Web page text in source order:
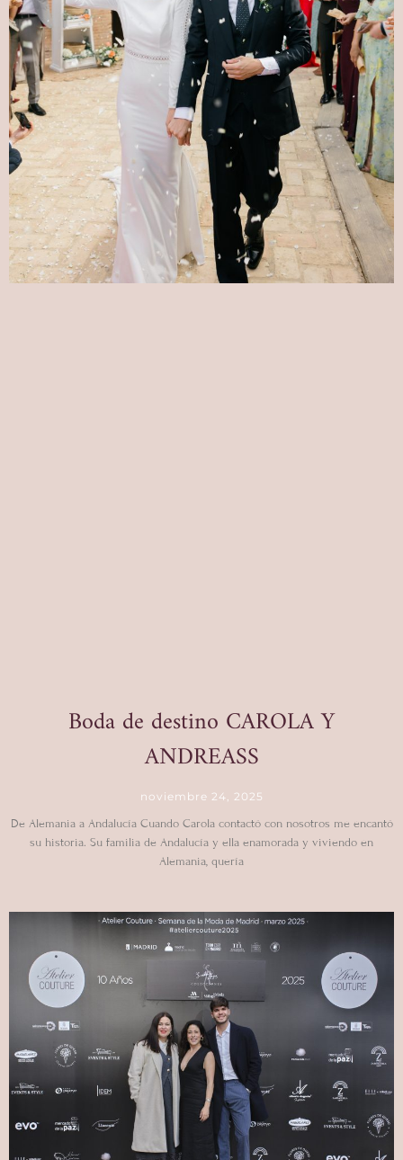
Boda de destino CAROLA Y
ANDREASS
noviembre 24, 2025
De Alemania a Andalucía Cuando Carola contactó con nosotros me encantó
su historia. Su familia de Andalucía y ella enamorada y viviendo en
Alemania, quería